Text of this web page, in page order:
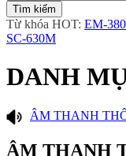
Từ khóa HOT: EM-
SC-630M
DANH
​ÂM THANH
ÂM THANH